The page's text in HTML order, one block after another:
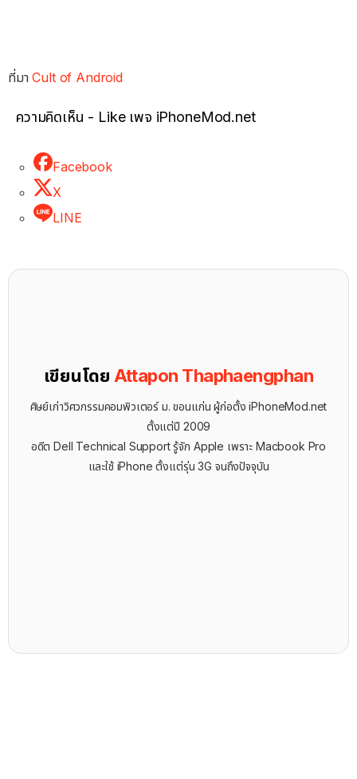
ที่มาCult of Android
ความคิดเห็น - Like เพจ iPhoneMod.net
Facebook
X
LINE
เขียนโดย Attapon Thaphaengphan
ศิษย์เก่าวิศวกรรมคอมพิวเตอร์ ม. ขอนแก่น ผู้ก่อตั้ง iPhoneMod.net
ตั้งแต่ปี 2009
อดีต Dell Technical Support รู้จัก ​Apple เพราะ Macbook Pro
และใช้ iPhone ตั้งแต่รุ่น 3G จนถึงปัจจุบัน